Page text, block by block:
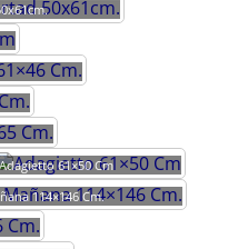
Adagietto 61×50 Cm
114×146 Cm.